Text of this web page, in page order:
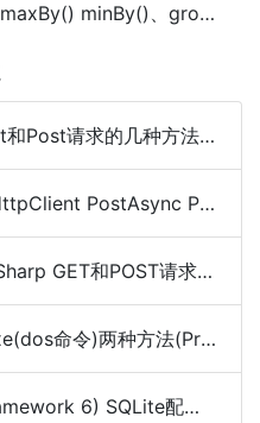
Java Stream Collectors的maxBy() minBy()、groupingBy()、partitioningBy()的使用
请求的几种方法总结
PostAsync POST Json数据
请求、下载大文件及cookie管理
令)两种方法(Process,Cli)
SQLite配置使用(codefirst)